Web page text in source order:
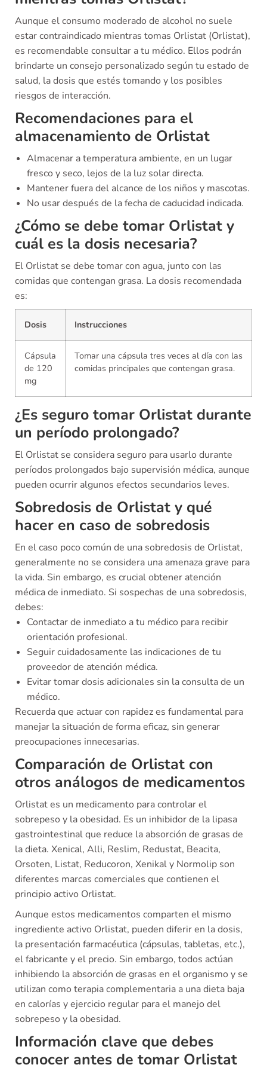
Aunque el consumo moderado de alcohol no suele
estar contraindicado mientras tomas Orlistat (Orlistat),
es recomendable consultar a tu médico. Ellos podrán
brindarte un consejo personalizado según tu estado de
salud, la dosis que estés tomando y los posibles
riesgos de interacción.
Recomendaciones para el
almacenamiento de Orlistat
Almacenar a temperatura ambiente, en un lugar
fresco y seco, lejos de la luz solar directa.
Mantener fuera del alcance de los niños y mascotas.
No usar después de la fecha de caducidad indicada.
¿Cómo se debe tomar Orlistat y
cuál es la dosis necesaria?
El Orlistat se debe tomar con agua, junto con las
comidas que contengan grasa. La dosis recomendada
es:
Dosis Instrucciones
Cápsula
de 120
mg
Tomar una cápsula tres veces al día con las
comidas principales que contengan grasa.
¿Es seguro tomar Orlistat durante
un período prolongado?
El Orlistat se considera seguro para usarlo durante
períodos prolongados bajo supervisión médica, aunque
pueden ocurrir algunos efectos secundarios leves.
Sobredosis de Orlistat y qué
hacer en caso de sobredosis
En el caso poco común de una sobredosis de Orlistat,
generalmente no se considera una amenaza grave para
la vida. Sin embargo, es crucial obtener atención
médica de inmediato. Si sospechas de una sobredosis,
debes:
Contactar de inmediato a tu médico para recibir
orientación profesional.
Seguir cuidadosamente las indicaciones de tu
proveedor de atención médica.
Evitar tomar dosis adicionales sin la consulta de un
médico.
Recuerda que actuar con rapidez es fundamental para
manejar la situación de forma eficaz, sin generar
preocupaciones innecesarias.
Comparación de Orlistat con
otros análogos de medicamentos
Orlistat es un medicamento para controlar el
sobrepeso y la obesidad. Es un inhibidor de la lipasa
gastrointestinal que reduce la absorción de grasas de
la dieta. Xenical, Alli, Reslim, Redustat, Beacita,
Orsoten, Listat, Reducoron, Xenikal y Normolip son
diferentes marcas comerciales que contienen el
principio activo Orlistat.
Aunque estos medicamentos comparten el mismo
ingrediente activo Orlistat, pueden diferir en la dosis,
la presentación farmacéutica (cápsulas, tabletas, etc.),
el fabricante y el precio. Sin embargo, todos actúan
inhibiendo la absorción de grasas en el organismo y se
utilizan como terapia complementaria a una dieta baja
en calorías y ejercicio regular para el manejo del
sobrepeso y la obesidad.
Información clave que debes
conocer antes de tomar Orlistat